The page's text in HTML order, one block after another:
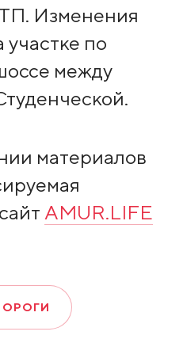
Изменения
по
между
материалов
AMUR.LIFE